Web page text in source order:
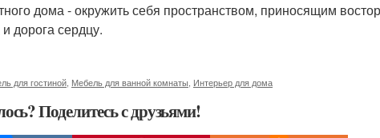
дома - окружить себя пространством, приносящим
дорога сердцу.
для гостиной Мебель для ванной комнаты Интерьер для дома
Поделитесь с друзьями!